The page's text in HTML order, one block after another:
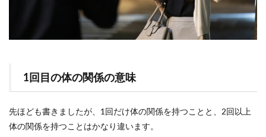
1回目の体の関係の意味
先ほども書きましたが、1回だけ体の関係を持つことと、2回以上
体の関係を持つことはかなり違います。